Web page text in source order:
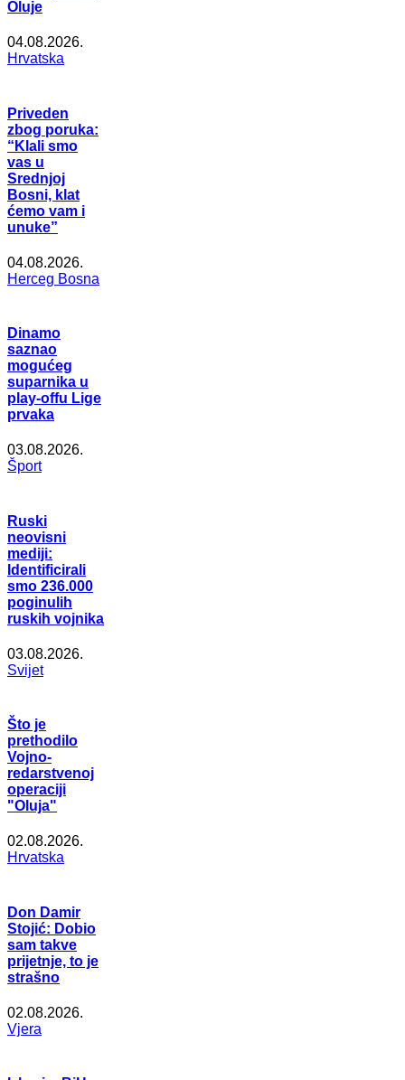
Oluje
04.08.2026.
Hrvatska
Priveden
zbog poruka:
“Klali smo
vas u
Srednjoj
Bosni, klat
ćemo vam i
unuke”
04.08.2026.
Herceg Bosna
Dinamo
saznao
mogućeg
suparnika u
play-offu Lige
prvaka
03.08.2026.
Šport
Ruski
neovisni
mediji:
Identificirali
smo 236.000
poginulih
ruskih vojnika
03.08.2026.
Svijet
Što je
prethodilo
Vojno-
redarstvenoj
operaciji
"Oluja"
02.08.2026.
Hrvatska
Don Damir
Stojić: Dobio
sam takve
prijetnje, to je
strašno
02.08.2026.
Vjera